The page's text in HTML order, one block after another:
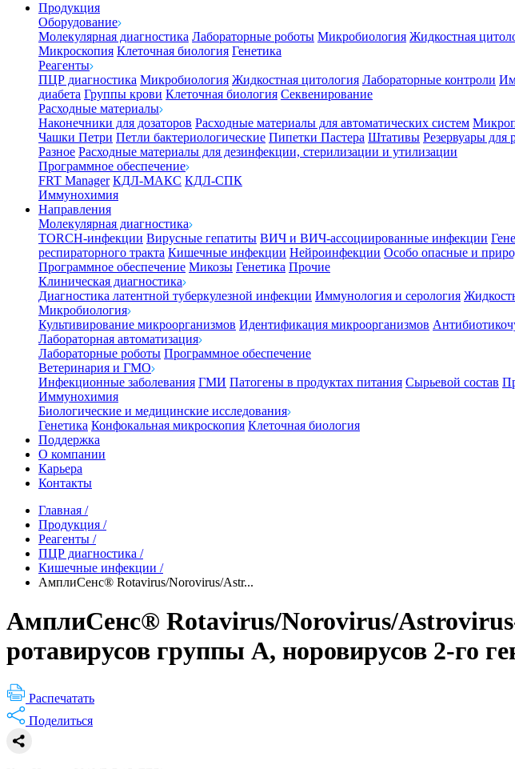
Продукция
Оборудование
Молекулярная диагностика Лабораторные роботы Микробиология Жидкостная
Микроскопия Клеточная биология Генетика
Реагенты
ПЦР диагностика Микробиология Жидкостная цитология Лабораторные контроли
диабета Группы крови Клеточная биология Секвенирование
Расходные материалы
Наконечники для дозаторов Расходные материалы для автоматических систем
Чашки Петри Петли бактериологические Пипетки Пастера Штативы Резервуары для
Разное Расходные материалы для дезинфекции, стерилизации и утилизации
Программное обеспечение
FRT Manager КДЛ-МАКС КДЛ-СПК
Иммунохимия
Направления
Молекулярная диагностика
TORCH-инфекции Вирусные гепатиты ВИЧ и ВИЧ-ассоциированные инфекции
респираторного тракта Кишечные инфекции Нейроинфекции Особо опасные и
Программное обеспечение Микозы Генетика Прочие
Клиническая диагностика
Диагностика латентной туберкулезной инфекции Иммунология и серология
Микробиология
Культивирование микроорганизмов Идентификация микроорганизмов
Лабораторная автоматизация
Лабораторные роботы Программное обеспечение
Ветеринария и ГМО
Инфекционные заболевания ГМИ Патогены в продуктах питания Сырьевой состав
Иммунохимия
Биологические и медицинские исследования
Генетика Конфокальная микроскопия Клеточная биология
Поддержка
О компании
Карьера
Контакты
Главная /
Продукция /
Реагенты /
ПЦР диагностика /
Кишечные инфекции /
АмплиСенс® Rotavirus/Norovirus/Astr...
АмплиСенс® Rotavirus/Norovirus/
ротавирусов группы А, норовирусов 2-го
Распечатать
Поделиться